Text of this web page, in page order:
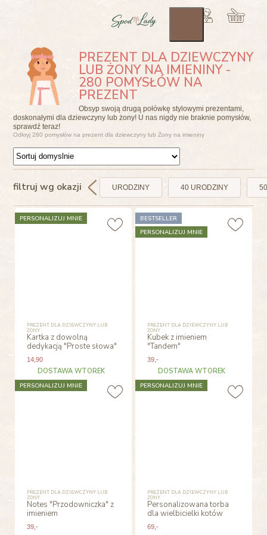
PREZENT DLA DZIEWCZYNY
LUB ŻONY NA IMIENINY -
280 POMYSŁÓW NA
PREZENT
Obsyp swoją drugą połówkę stylowymi prezentami,
doskonałymi dla dziewczyny lub żony! U nas nigdy nie braknie pomysłów,
sprawdź teraz!
Odkryj 280 pomysłów na prezent dla dziewczyny lub Żony na imieniny
filtruj wg okazji URODZINY 40 URODZINY
PREZENT DLA DZIEWCZYNY LUB
ŻONY
Kartka z dowolną
dedykacją "Proste słowa"
14,90
DOSTAWA WTOREK
PERSONALIZUJ MNIE
PREZENT DLA DZIEWCZYNY LUB
ŻONY
Kubek z imieniem
"Tandem"
39 ,-
DOSTAWA WTOREK
BESTSELLER
PERSONALIZUJ MNIE
PREZENT DLA DZIEWCZYNY LUB
ŻONY
Notes "Przodowniczka" z
imieniem
39,-
PERSONALIZUJ MNIE
PREZENT DLA DZIEWCZYNY LUB
ŻONY
Personalizowana torba
dla wielbicielki kotów
69 ,-
PERSONALIZUJ MNIE